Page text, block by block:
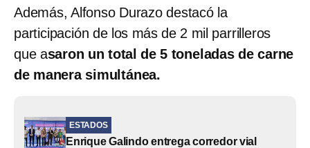
Además, Alfonso Durazo destacó la
participación de los más de 2 mil parrilleros
que asaron un total de 5 toneladas de carne
de manera simultánea.
ESTADOS
Enrique Galindo entrega corredor vial